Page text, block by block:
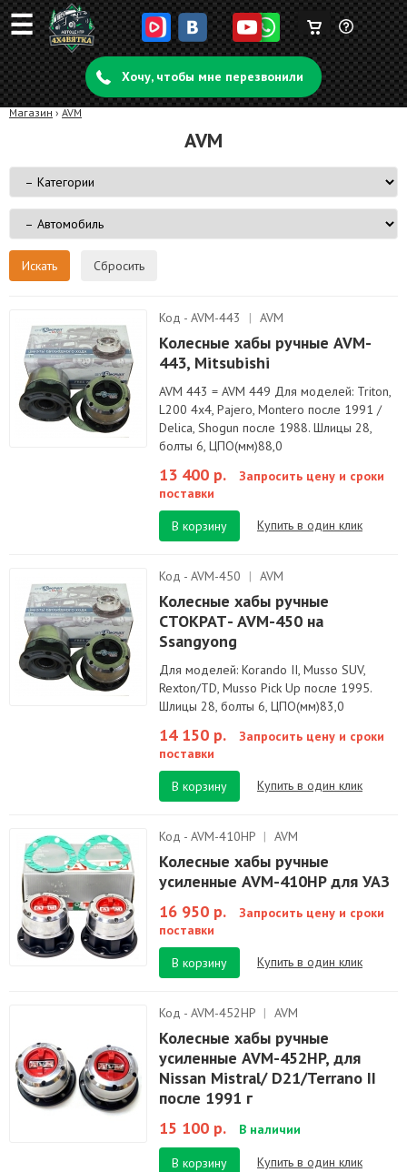
☰ Задать
вопрос
Корзина
пуста
Хочу, чтобы мне перезвонили
Магазин › AVM
AVM
Сбросить
Код - AVM-443 | AVM
Колесные хабы ручные AVM-
443, Mitsubishi
AVM 443 = AVM 449 Для моделей: Triton,
L200 4x4, Pajero, Montero после 1991 /
Delica, Shogun после 1988. Шлицы 28,
болты 6, ЦПО(мм)88,0
13 400 р.
Запросить цену и сроки
поставки
В корзину
Купить в один клик
Код - AVM-450 | AVM
Колесные хабы ручные
СТОКРАТ- AVM-450 на
Ssangyong
Для моделей: Korando II, Musso SUV,
Rexton/TD, Musso Pick Up после 1995.
Шлицы 28, болты 6, ЦПО(мм)83,0
14 150 р.
Запросить цену и сроки
поставки
В корзину
Купить в один клик
Код - AVM-410HP | AVM
Колесные хабы ручные
усиленные AVM-410HP для УАЗ
16 950 р.
Запросить цену и сроки
поставки
В корзину
Купить в один клик
Код - AVM-452HP | AVM
Колесные хабы ручные
усиленные AVM-452HP, для
Nissan Mistral/ D21/Terrano II
после 1991 г
15 100 р.
В наличии
В корзину Купить в один клик